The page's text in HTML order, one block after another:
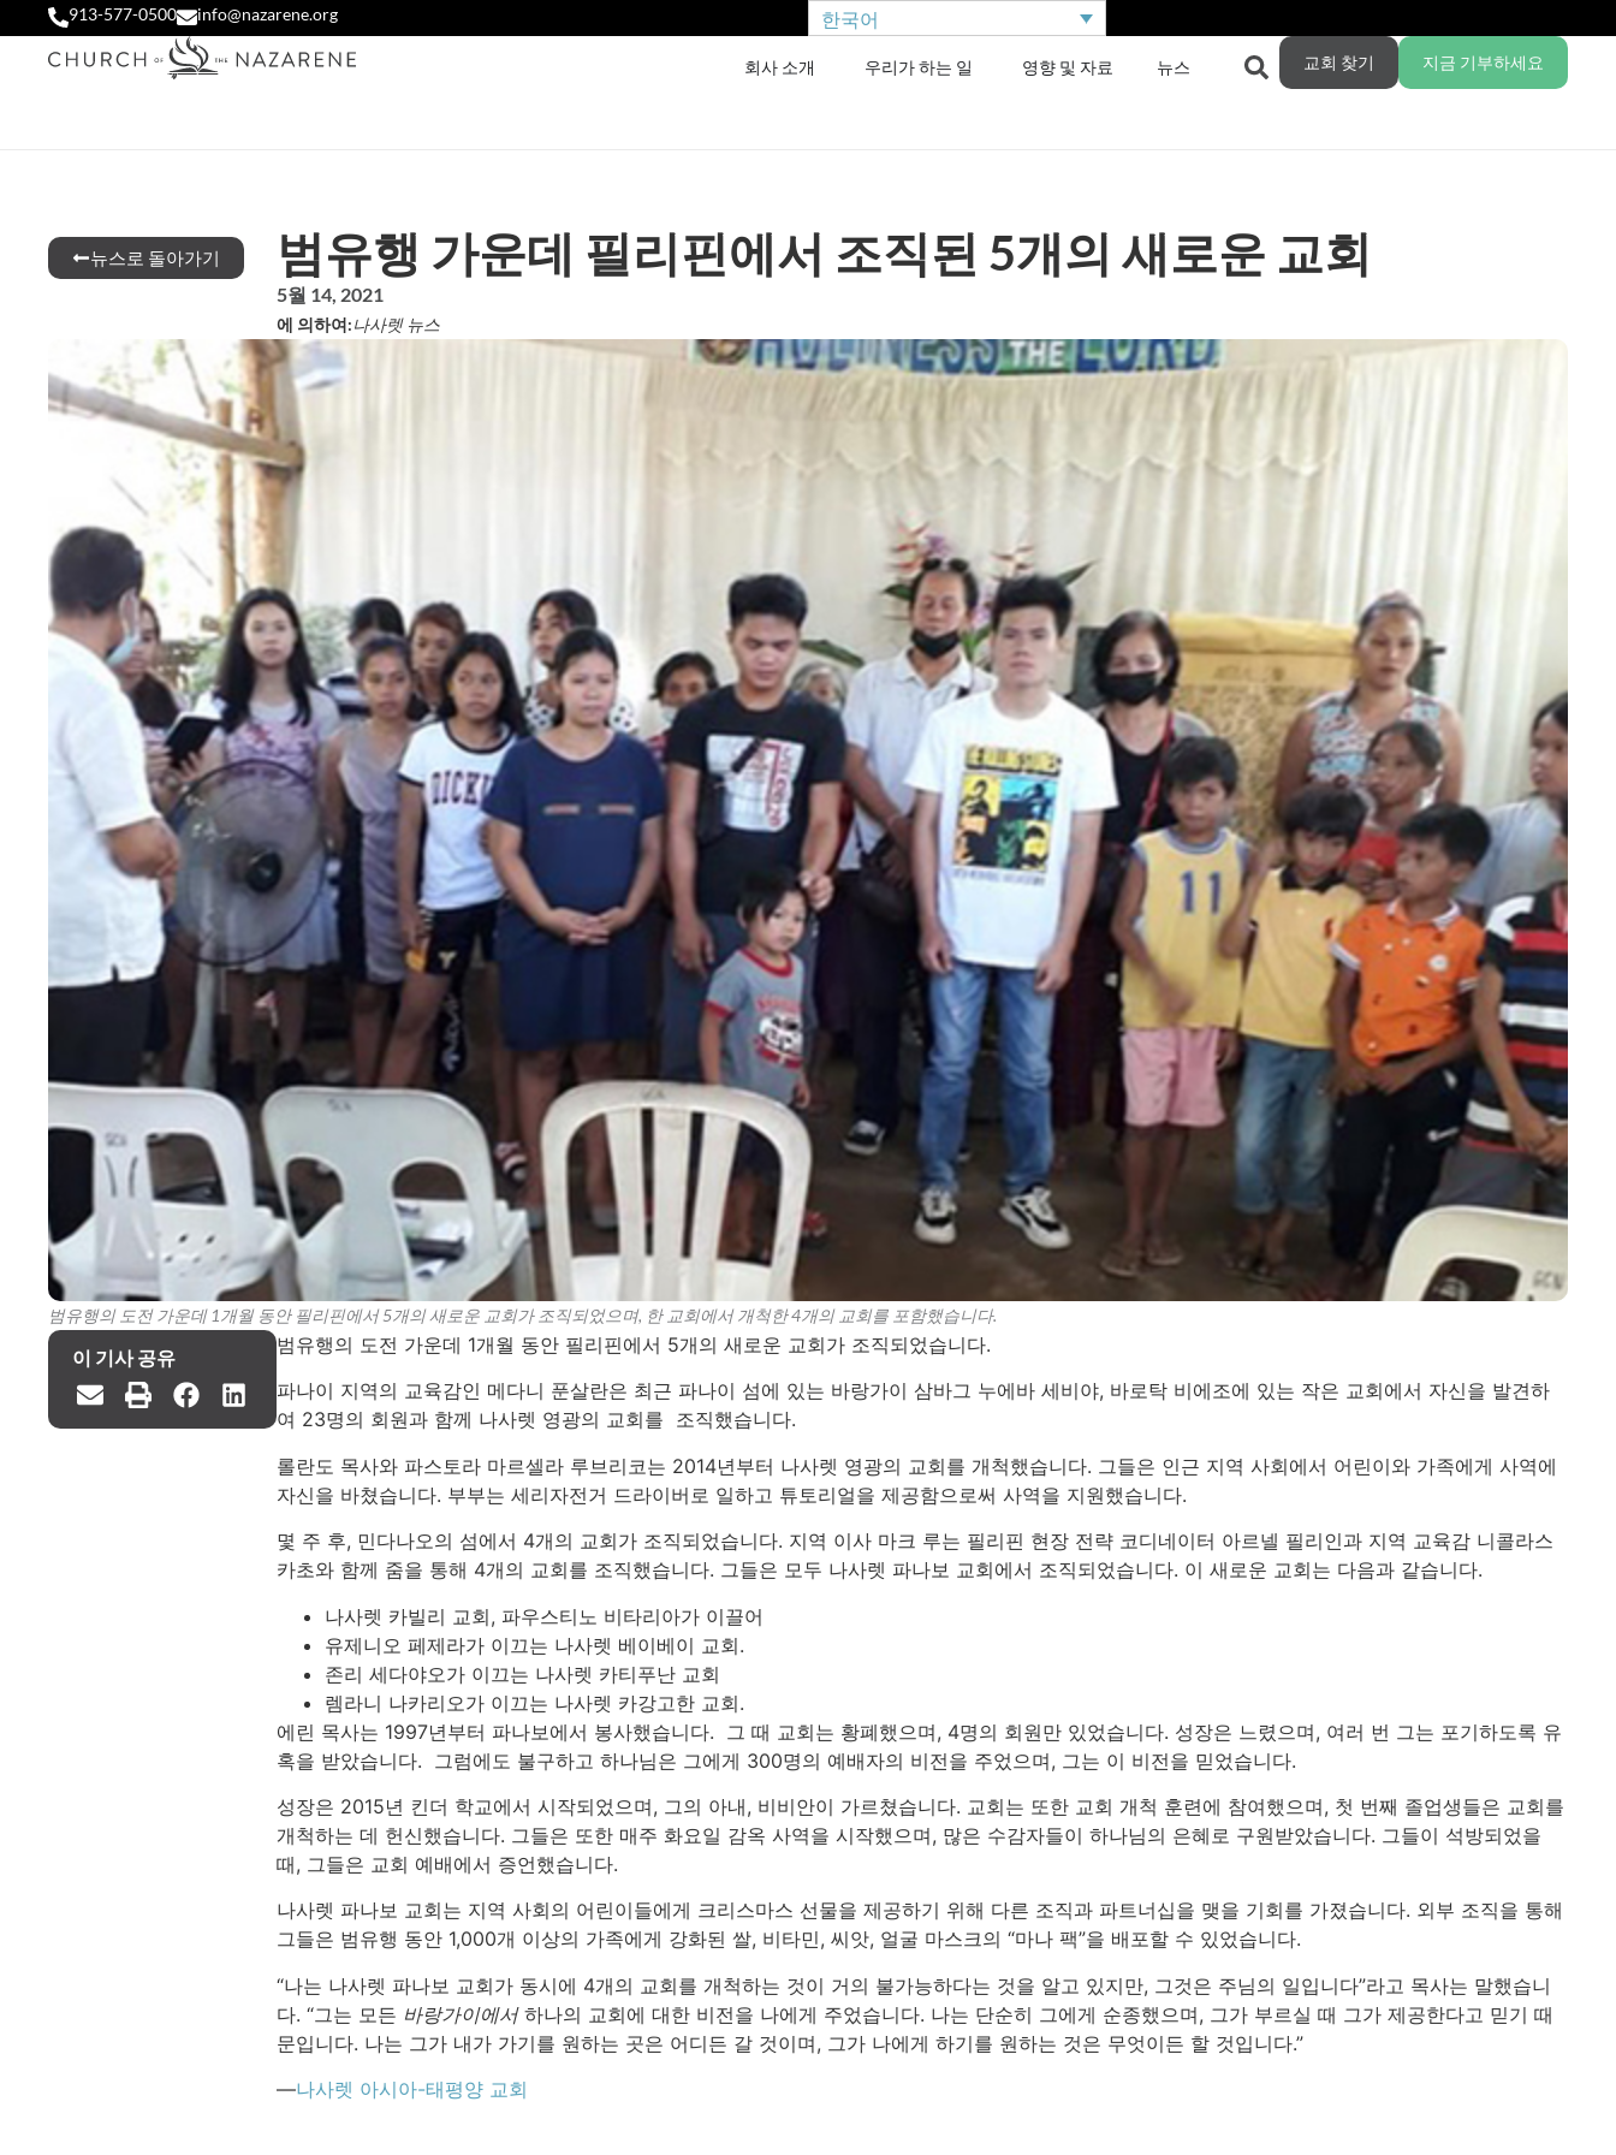
913-577-0500 info@nazarene.org 한국어
회사 소개 우리가 하는 일 영향 및 자료 뉴스 교회 찾기 지금 기부하세요
뉴스로 돌아가기 범유행 가운데 필리핀에서 조직된 5개의 새로운 교회
5월 14, 2021
에 의하여:나사렛 뉴스
범유행의 도전 가운데 1개월 동안 필리핀에서 5개의 새로운 교회가 조직되었으며, 한 교회에서 개척한 4개의 교회를 포함했습니다.
이 기사 공유
범유행의 도전 가운데 1개월 동안 필리핀에서 5개의 새로운 교회가 조직되었습니다.
파나이 지역의 교육감인 메다니 푼살란은 최근 파나이 섬에 있는 바랑가이 삼바그 누에바 세비야, 바로탁 비에조에 있는 작은 교회에서 자신을 발견하
여 23명의 회원과 함께 나사렛 영광의 교회를 조직했습니다.
롤란도 목사와 파스토라 마르셀라 루브리코는 2014년부터 나사렛 영광의 교회를 개척했습니다. 그들은 인근 지역 사회에서 어린이와 가족에게 사역에
자신을 바쳤습니다. 부부는 세리자전거 드라이버로 일하고 튜토리얼을 제공함으로써 사역을 지원했습니다.
몇 주 후, 민다나오의 섬에서 4개의 교회가 조직되었습니다. 지역 이사 마크 루는 필리핀 현장 전략 코디네이터 아르넬 필리인과 지역 교육감 니콜라스
카초와 함께 줌을 통해 4개의 교회를 조직했습니다. 그들은 모두 나사렛 파나보 교회에서 조직되었습니다. 이 새로운 교회는 다음과 같습니다.
나사렛 카빌리 교회, 파우스티노 비타리아가 이끌어
유제니오 페제라가 이끄는 나사렛 베이베이 교회.
존리 세다야오가 이끄는 나사렛 카티푸난 교회
렘라니 나카리오가 이끄는 나사렛 카강고한 교회.
에린 목사는 1997년부터 파나보에서 봉사했습니다. 그 때 교회는 황폐했으며, 4명의 회원만 있었습니다. 성장은 느렸으며, 여러 번 그는 포기하도록 유
혹을 받았습니다. 그럼에도 불구하고 하나님은 그에게 300명의 예배자의 비전을 주었으며, 그는 이 비전을 믿었습니다.
성장은 2015년 킨더 학교에서 시작되었으며, 그의 아내, 비비안이 가르쳤습니다. 교회는 또한 교회 개척 훈련에 참여했으며, 첫 번째 졸업생들은 교회를
개척하는 데 헌신했습니다. 그들은 또한 매주 화요일 감옥 사역을 시작했으며, 많은 수감자들이 하나님의 은혜로 구원받았습니다. 그들이 석방되었을
때, 그들은 교회 예배에서 증언했습니다.
나사렛 파나보 교회는 지역 사회의 어린이들에게 크리스마스 선물을 제공하기 위해 다른 조직과 파트너십을 맺을 기회를 가졌습니다. 외부 조직을 통해
그들은 범유행 동안 1,000개 이상의 가족에게 강화된 쌀, 비타민, 씨앗, 얼굴 마스크의 “마나 팩”을 배포할 수 있었습니다.
“나는 나사렛 파나보 교회가 동시에 4개의 교회를 개척하는 것이 거의 불가능하다는 것을 알고 있지만, 그것은 주님의 일입니다”라고 목사는 말했습니
다. “그는 모든 바랑가이에서하나의 교회에 대한 비전을 나에게 주었습니다. 나는 단순히 그에게 순종했으며, 그가 부르실 때 그가 제공한다고 믿기 때
문입니다. 나는 그가 내가 가기를 원하는 곳은 어디든 갈 것이며, 그가 나에게 하기를 원하는 것은 무엇이든 할 것입니다.”
—나사렛 아시아-태평양 교회